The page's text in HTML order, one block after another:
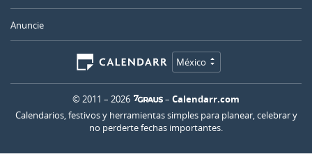
Anuncie
México
© 2011 – 2026 – Calendarr.com
Calendarios, festivos y herramientas simples para planear, celebrar y
no perderte fechas importantes.